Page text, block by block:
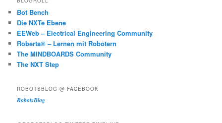
Bot Bench
Die NXTe Ebene
EEWeb – Electrical Engineering Community
Roberta® – Lernen mit Robotern
The MINDBOARDS Community
The NXT Step
ROBOTSBLOG @ FACEBOOK
RobotsBlog